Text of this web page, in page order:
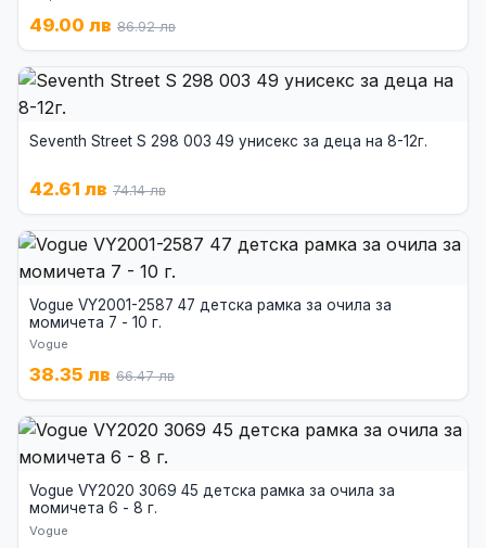
49.00 лв 86.92 лв
Seventh Street S 298 003 49 унисекс за деца на 8-12г.
42.61 лв 74.14 лв
Vogue VY2001-2587 47 детска рамка за очила за
момичета 7 - 10 г.
Vogue
38.35 лв 66.47 лв
Vogue VY2020 3069 45 детска рамка за очила за
момичета 6 - 8 г.
Vogue